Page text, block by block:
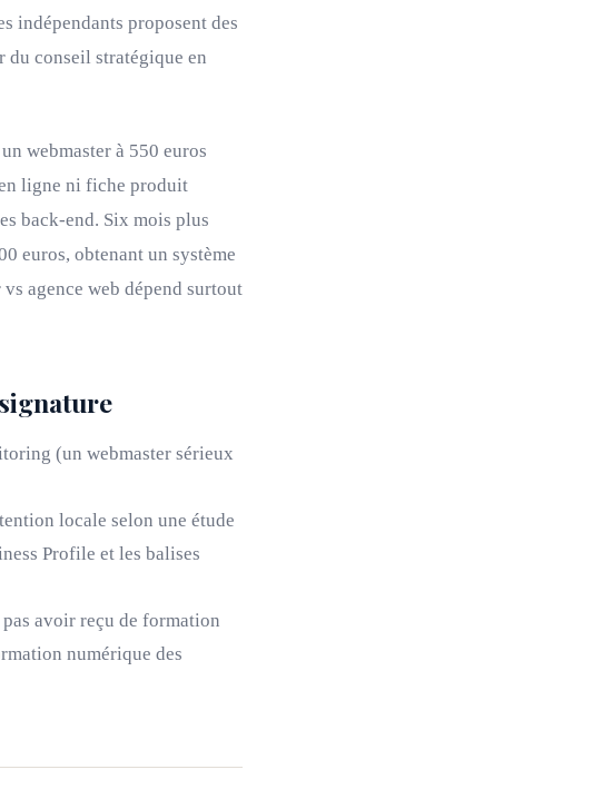
indépendants proposent des
du conseil stratégique en
webmaster à 550 euros
ligne ni fiche produit
back-end. Six mois plus
euros, obtenant un système
agence web dépend surtout
(un webmaster sérieux
locale selon une étude
Profile et les balises
avoir reçu de formation
numérique des